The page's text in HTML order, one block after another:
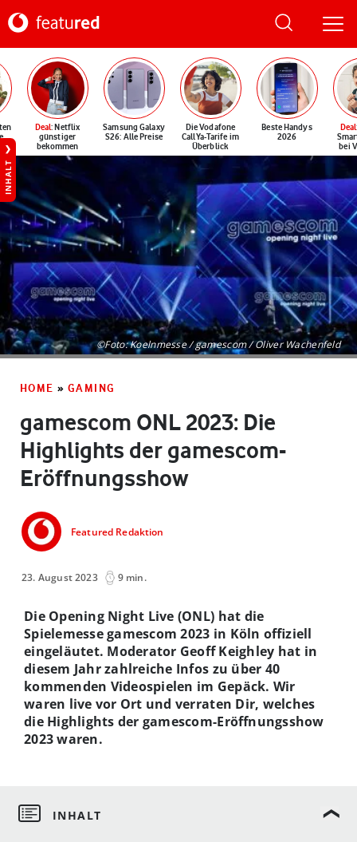
Deal: Netflix
günstiger
bekommen
Samsung Galaxy
S26: Alle Preise
Die Vodafone
CallYa-Tarife im
Überblick
Beste Handys
2026
Deal
bei
INHALT
©Foto: Koelnmesse / gamescom / Oliver Wachenfeld
HOME » GAMING
gamescom ONL 2023: Die
Highlights der gamescom-
Eröffnungsshow
Featured Redaktion
23. August 2023 9 min.
Die Opening Night Live (ONL) hat die
Spielemesse gamescom 2023 in Köln offiziell
eingeläutet. Moderator Geoff Keighley hat in
diesem Jahr zahlreiche Infos zu über 40
kommenden Videospielen im Gepäck. Wir
waren live vor Ort und verraten Dir, welches
die Highlights der gamescom-Eröffnungsshow
2023 waren.